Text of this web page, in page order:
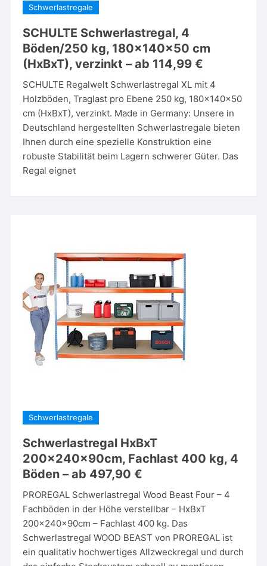
Schwerlastregale
SCHULTE Schwerlastregal, 4
Böden/250 kg, 180x140x50 cm
(HxBxT), verzinkt – ab 114,99 €
SCHULTE Regalwelt Schwerlastregal XL mit 4
Holzböden, Traglast pro Ebene 250 kg, 180x140x50
cm (HxBxT), verzinkt. Made in Germany: Unsere in
Deutschland hergestellten Schwerlastregale bieten
Ihnen durch eine spezielle Konstruktion eine
robuste Stabilität beim Lagern schwerer Güter. Das
Regal eignet
Schwerlastregale
Schwerlastregal HxBxT
200x240x90cm, Fachlast 400 kg, 4
Böden – ab 497,90 €
PROREGAL Schwerlastregal Wood Beast Four – 4
Fachböden in der Höhe verstellbar – HxBxT
200x240x90cm – Fachlast 400 kg. Das
Schwerlastregal WOOD BEAST von PROREGAL ist
ein qualitativ hochwertiges Allzweckregal und durch